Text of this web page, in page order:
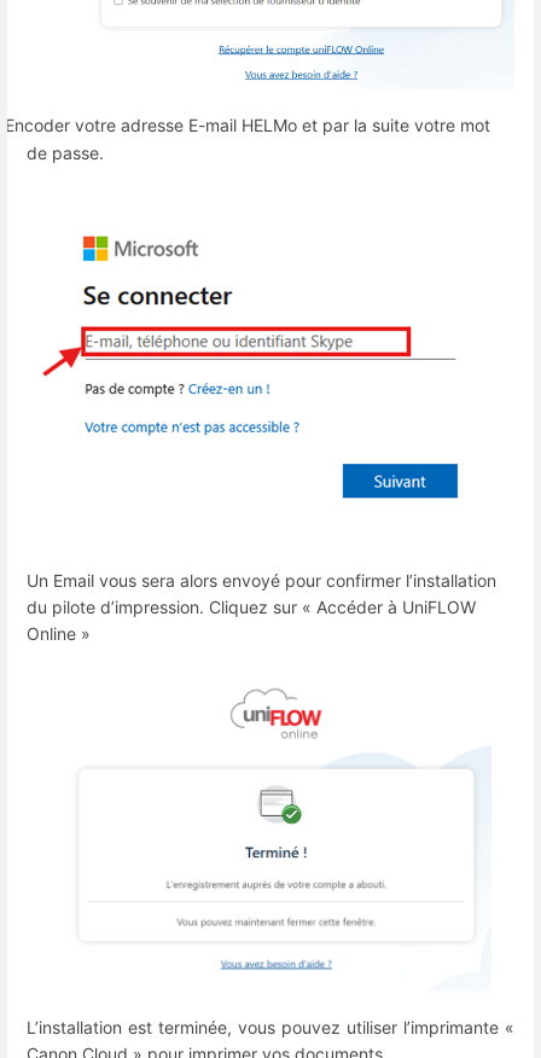
Encoder votre adresse E-mail HELMo et par la suite votre mot
de passe.
Un Email vous sera alors envoyé pour confirmer l’installation
du pilote d’impression. Cliquez sur « Accéder à UniFLOW
Online »
L’installation est terminée, vous pouvez utiliser l’imprimante «
Canon Cloud » pour imprimer vos documents.